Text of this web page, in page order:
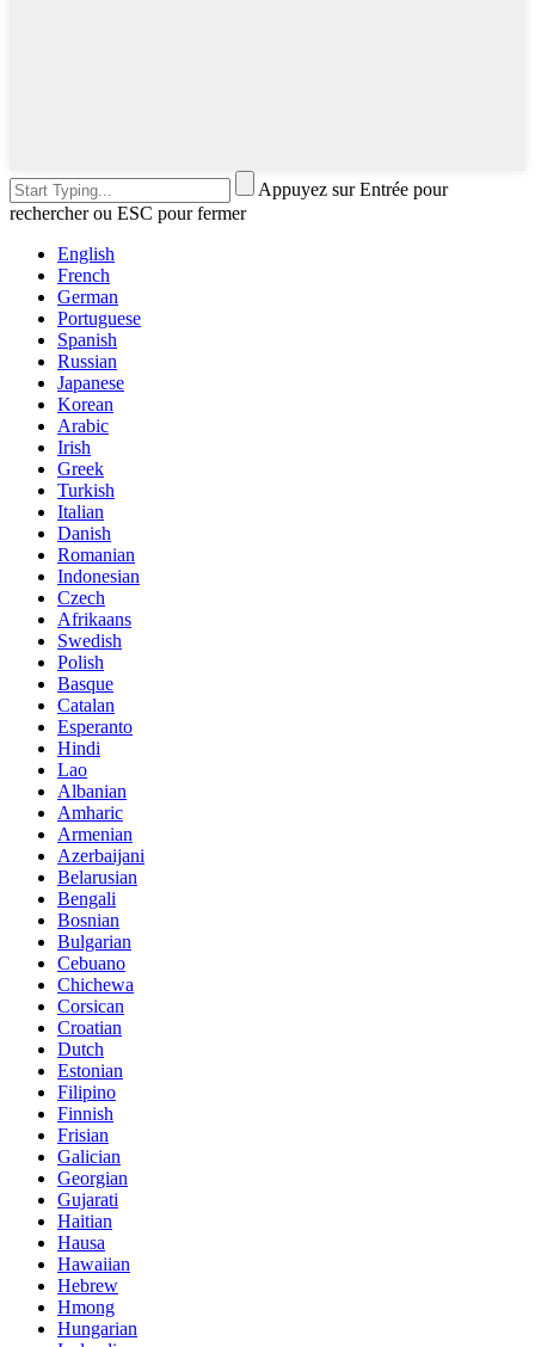
Appuyez sur Entrée pour
rechercher ou ESC pour fermer
English
French
German
Portuguese
Spanish
Russian
Japanese
Korean
Arabic
Irish
Greek
Turkish
Italian
Danish
Romanian
Indonesian
Czech
Afrikaans
Swedish
Polish
Basque
Catalan
Esperanto
Hindi
Lao
Albanian
Amharic
Armenian
Azerbaijani
Belarusian
Bengali
Bosnian
Bulgarian
Cebuano
Chichewa
Corsican
Croatian
Dutch
Estonian
Filipino
Finnish
Frisian
Galician
Georgian
Gujarati
Haitian
Hausa
Hawaiian
Hebrew
Hmong
Hungarian